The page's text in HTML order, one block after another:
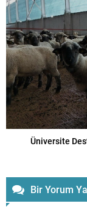
Üniversite
Bir Yorum